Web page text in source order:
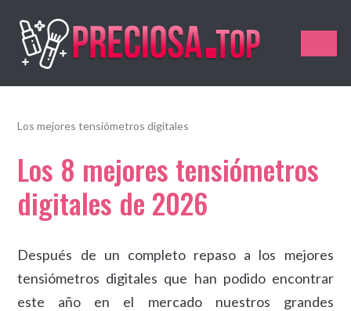
Preciosa.Top
Los mejores tensiómetros digitales
Los 8 mejores tensiómetros
digitales de 2026
Después de un completo repaso a los mejores
tensiómetros digitales que han podido encontrar
este año en el mercado nuestros grandes